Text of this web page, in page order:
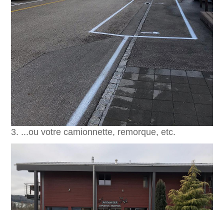
3. ...ou votre camionnette, remorque, etc.